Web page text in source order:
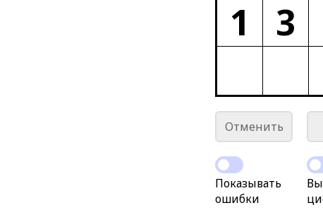
1
3
Отменить
Показывать
ошибки